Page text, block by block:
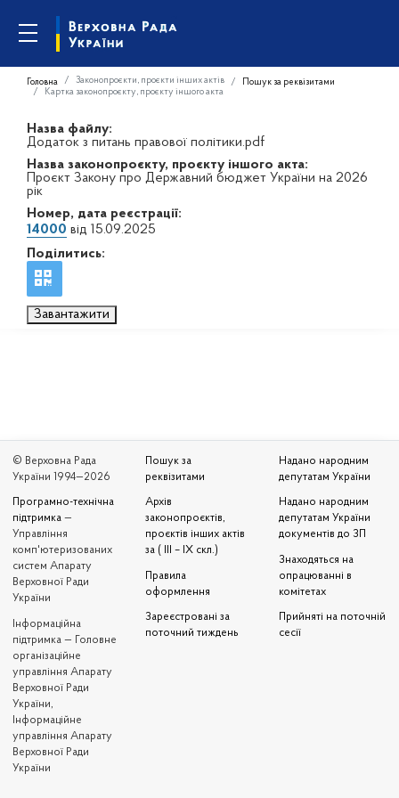
Головна Законопроєкти, проєкти інших актів
Пошук за реквізитами
Картка законопроєкту, проєкту іншого акта
Назва файлу:
Додаток з питань правової політики.pdf
Назва законопроєкту, проєкту іншого акта:
Проєкт Закону про Державний бюджет України на 2026
рік
Номер, дата реєстрації:
14000 від 15.09.2025
Поділитись:
Завантажити
© Верховна Рада
України 1994—2026
Програмно-технічна
підтримка —
Управління
комп'ютеризованих
систем Апарату
Верховної Ради
України
Iнформаційна
підтримка — Головне
організаційне
управління Апарату
Верховної Ради
України,
Інформаційне
управління Апарату
Верховної Ради
України
Пошук за
реквізитами
Архів
законопроєктів,
проєктів інших актів
за ( III – IX скл.)
Правила
оформлення
Зареєстровані за
поточний тиждень
Надано народним
депутатам України
Надано народним
депутатам України
документів до ЗП
Знаходяться на
опрацюванні в
комітетах
Прийняті на поточній
сесії